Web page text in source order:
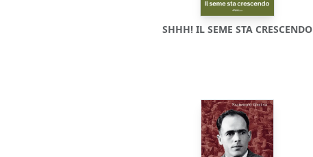
SHHH! IL SEME STA CRESCENDO